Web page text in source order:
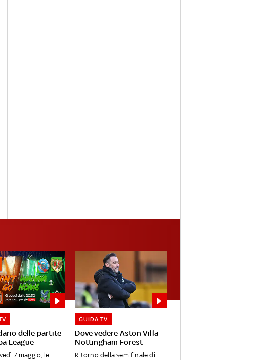
delle partite
League
7 maggio, le
Dove vedere Aston Villa-
Nottingham Forest
GUIDA TV
Ritorno della semifinale di